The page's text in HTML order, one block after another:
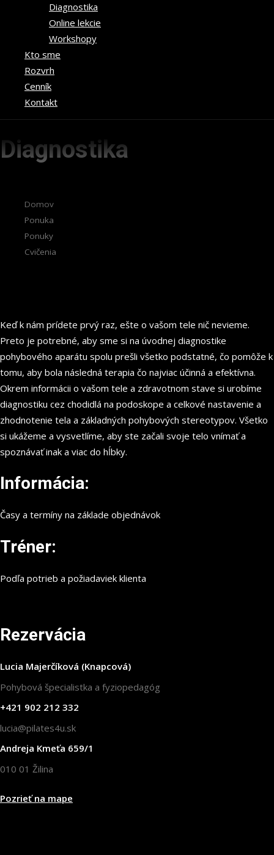
Diagnostika
Online lekcie
Workshopy
Kto sme
Rozvrh
Cenník
Kontakt
Diagnostika
Domov
Ponuka
Ponuky
Cvičenia
Keď k nám prídete prvý raz, ešte o vašom tele nič nevieme.
Preto je potrebné, aby sme si na úvodnej diagnostike
pohybového aparátu spolu prešli všetko podstatné, čo pomôže k
tomu, aby bola následná terapia čo najviac účinná a efektívna.
Okrem informácii o vašom tele a zdravotnom stave si urobíme
diagnostiku cez chodidlá na podoskope a celkové nastavenie a
zhodnotenie tela a základných pohybových stereotypov. Všetko
si ukážeme a vysvetlíme, aby ste začali svoje telo vnímať a
spoznávať inak a viac do hĺbky.
Informácia:
Časy a termíny na základe objednávok
Tréner:
Podľa potrieb a požiadaviek klienta
Rezervácia
Lucia Majerčíková (Knapcová)
Pohybová špecialistka a fyziopedagóg
+421 902 212 332
lucia@pilates4u.sk
Andreja Kmeťa 659/1
010 01 Žilina
Pozrieť na mape